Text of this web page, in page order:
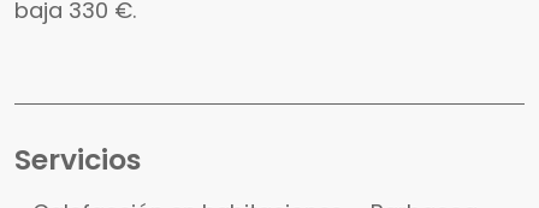
baja 330 €.
Servicios